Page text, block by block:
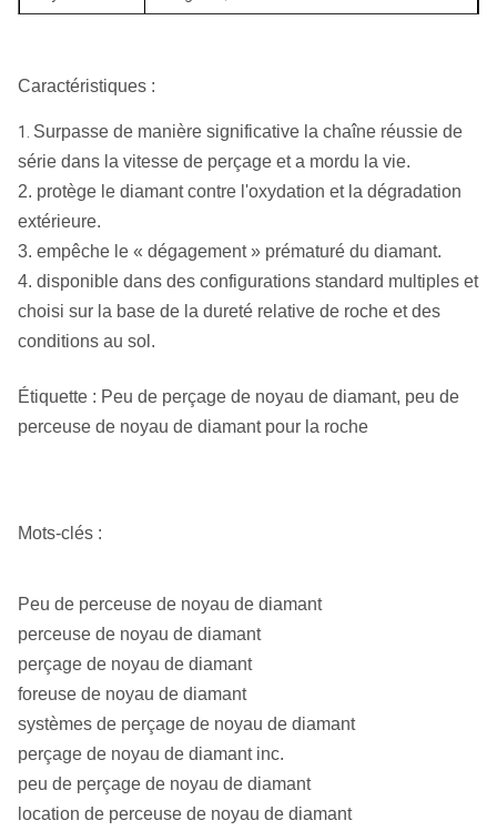
mesure :
noyau de
Z- Peu de
noyau de
mesure :
Long ZWF, ZWF-court
T, TTT, peu
de noyau
métrique de
série du T2
T36, TT46, T2-46, TB56, TT56, T2-56, T2-
66, T2-76, T2-76 coreline, T2-86, T2-86
Peu de noyau
métrique de
T6-76, T6-86, T6-101, T6-116, T6-131, T6-
146
métrique de
Série de Q :
NQ3, NQTT, HQ3, HQTT, PQ3, PQTT
Série de T2 : T2 46, T2 56, T2 66, T2 76, T2 86, T2 101
Série T6 :
T6 76, T6 86, T6 101, T6 116, T6 131, T6
146, T6S 101
Série de T : T36, T46, T56, T66, T76, T86
Z46, Z56, Z66, Z76, Z86, Z101, Z116, Z131,
Caractéristiques :
1. Surpasse de manière significative la chaîne réussie de
série dans la vitesse de perçage et a mordu la vie.
2. protège le diamant contre l'oxydation et la dégradation
extérieure.
3. empêche le « dégagement » prématuré du diamant.
4. disponible dans des configurations standard multiples et
choisi sur la base de la dureté relative de roche et des
conditions au sol.
Étiquette : Peu de perçage de noyau de diamant, peu de
perceuse de noyau de diamant pour la roche
Mots-clés :
Peu de perceuse de noyau de diamant
perceuse de noyau de diamant
perçage de noyau de diamant
foreuse de noyau de diamant
systèmes de perçage de noyau de diamant
perçage de noyau de diamant inc.
peu de perçage de noyau de diamant
location de perceuse de noyau de diamant